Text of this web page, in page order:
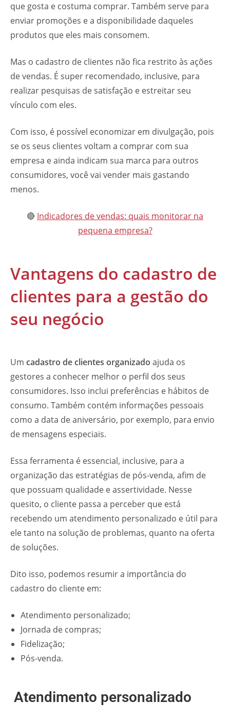
que gosta e costuma comprar. Também serve para
enviar promoções e a disponibilidade daqueles
produtos que eles mais consomem.
Mas o cadastro de clientes não fica restrito às ações
de vendas. É super recomendado, inclusive, para
realizar pesquisas de satisfação e estreitar seu
vínculo com eles.
Com isso, é possível economizar em divulgação, pois
se os seus clientes voltam a comprar com sua
empresa e ainda indicam sua marca para outros
consumidores, você vai vender mais gastando
menos.
🔴 Indicadores de vendas: quais monitorar na
pequena empresa?
Vantagens do cadastro de
clientes para a gestão do
seu negócio
Um cadastro de clientes organizado ajuda os
gestores a conhecer melhor o perfil dos seus
consumidores. Isso inclui preferências e hábitos de
consumo. Também contém informações pessoais
como a data de aniversário, por exemplo, para envio
de mensagens especiais.
Essa ferramenta é essencial, inclusive, para a
organização das estratégias de pós-venda, afim de
que possuam qualidade e assertividade. Nesse
quesito, o cliente passa a perceber que está
recebendo um atendimento personalizado e útil para
ele tanto na solução de problemas, quanto na oferta
de soluções.
Dito isso, podemos resumir a importância do
cadastro do cliente em:
Atendimento personalizado;
Jornada de compras;
Fidelização;
Pós-venda.
Atendimento personalizado